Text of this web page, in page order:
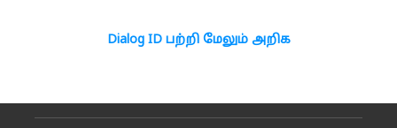
Dialog ID பற்றி மேலும் அறிக